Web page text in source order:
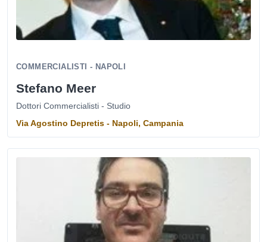
COMMERCIALISTI - NAPOLI
Stefano Meer
Dottori Commercialisti - Studio
Via Agostino Depretis - Napoli, Campania